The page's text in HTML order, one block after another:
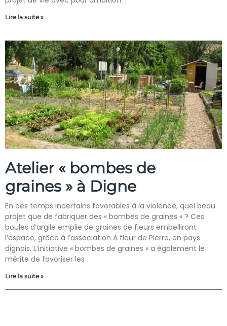
Lire la suite »
Atelier « bombes de
graines » à Digne
En ces temps incertains favorables à la violence, quel beau
projet que de fabriquer des « bombes de graines » ? Ces
boules d’argile emplie de graines de fleurs embelliront
l’espace, grâce à l’association A fleur de Pierre, en pays
dignois. L’initiative « bombes de graines » a également le
mérite de favoriser les
Lire la suite »